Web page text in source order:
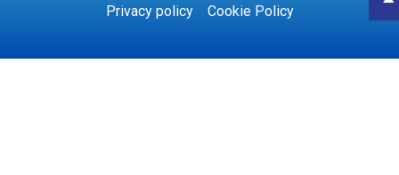
Privacy policy Cookie Policy